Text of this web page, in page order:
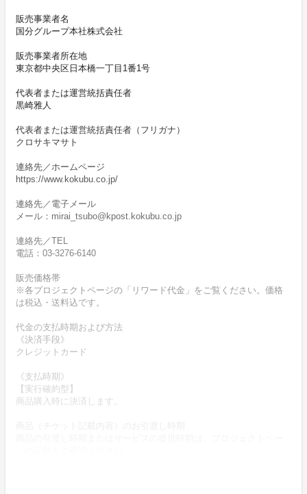
販売事業者名
国分グループ本社株式会社
販売事業者所在地
東京都中央区日本橋一丁目1番1号
代表者または運営統括責任者
黒崎雅人
代表者または運営統括責任者（フリガナ）
クロサキマサト
連絡先／ホームページ
https://www.kokubu.co.jp/
連絡先／電子メール
メール：mirai_tsubo@kpost.kokubu.co.jp
連絡先／TEL
電話：03-3276-6140
販売価格帯
※各プロジェクトページの「リワード代金」をご覧ください。価格
は税込・送料込です。
代金の支払時期および方法
《決済手段》
クレジットカード
《支払時期》
【実行確約型】
商品購入時に決済します。